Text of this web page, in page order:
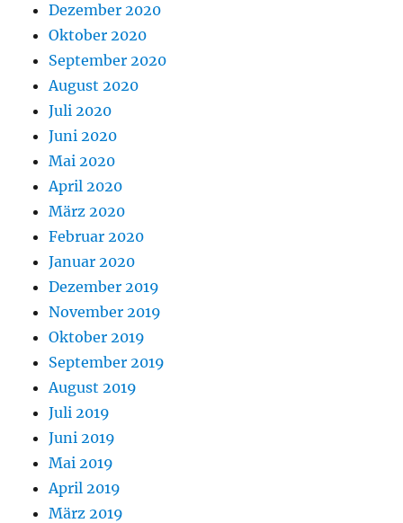
Dezember 2020
Oktober 2020
September 2020
August 2020
Juli 2020
Juni 2020
Mai 2020
April 2020
März 2020
Februar 2020
Januar 2020
Dezember 2019
November 2019
Oktober 2019
September 2019
August 2019
Juli 2019
Juni 2019
Mai 2019
April 2019
März 2019